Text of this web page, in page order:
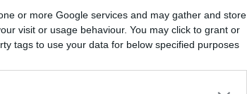
or more Google services and may gather and store
visit or usage behaviour. You may click to grant or
tags to use your data for below specified purposes